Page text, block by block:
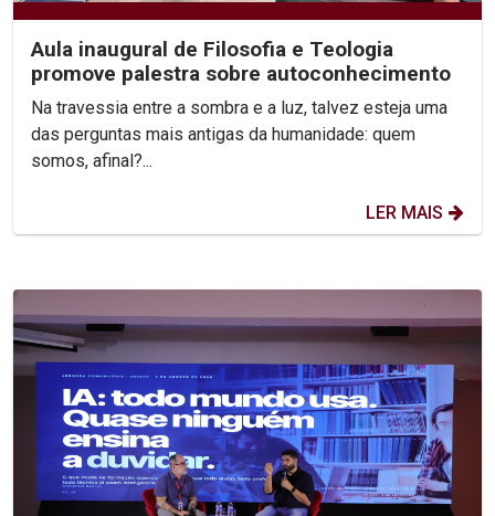
Aula inaugural de Filosofia e Teologia
promove palestra sobre autoconhecimento
Na travessia entre a sombra e a luz, talvez esteja uma
das perguntas mais antigas da humanidade: quem
somos, afinal?...
LER MAIS